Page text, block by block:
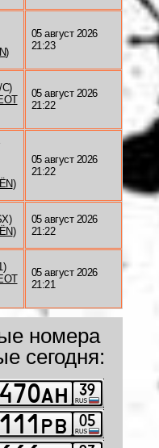
)
05 август 2026
21:23
05 август 2026
21:22
)
05 август 2026
21:22
)
05 август 2026
21:22
05 август 2026
21:21
номера
сегодня: